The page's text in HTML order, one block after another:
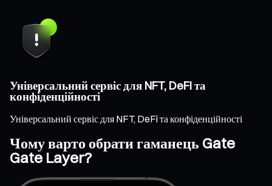
Універсальний сервіс для NFT, DeFi та
конфіденційності
Універсальний сервіс для NFT, DeFi та конфіденційності
Чому варто обрати гаманець Gate
Gate Layer?